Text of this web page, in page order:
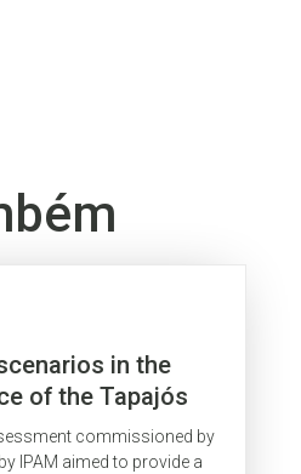
in the
of the Tapajós
commissioned by
IPAM aimed to provide a